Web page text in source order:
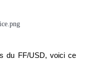
du FF/USD, voici ce